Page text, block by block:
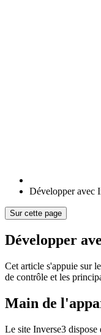
Développer avec
Sur cette page
Développer
Cet article s'appuie sur
de contrôle et les
Main de
Le site Inverse3